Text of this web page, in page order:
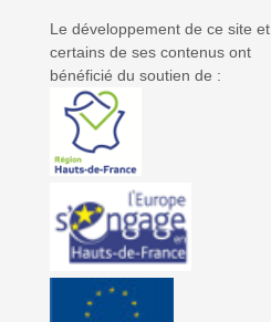
Le développement de ce site et
certains de ses contenus ont
bénéficié du soutien de :